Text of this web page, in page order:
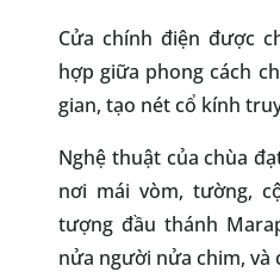
Cửa chính điện được
hợp giữa phong cách
gian, tạo nét cổ kính
Nghệ thuật của chùa
nơi mái vòm, tường,
tượng đầu thánh
nửa người nửa chim,